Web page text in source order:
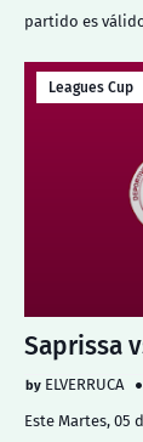
partido es
Leagues Cup
Saprissa
ELVERRUCA
Este Martes, 05